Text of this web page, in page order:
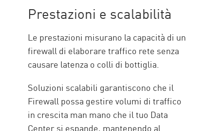
Prestazioni e scalabilità
Le prestazioni misurano la capacità di un
firewall di elaborare traffico rete senza
causare latenza o colli di bottiglia.
Soluzioni scalabili garantiscono che il
Firewall possa gestire volumi di traffico
in crescita man mano che il tuo Data
Center si espande, mantenendo al